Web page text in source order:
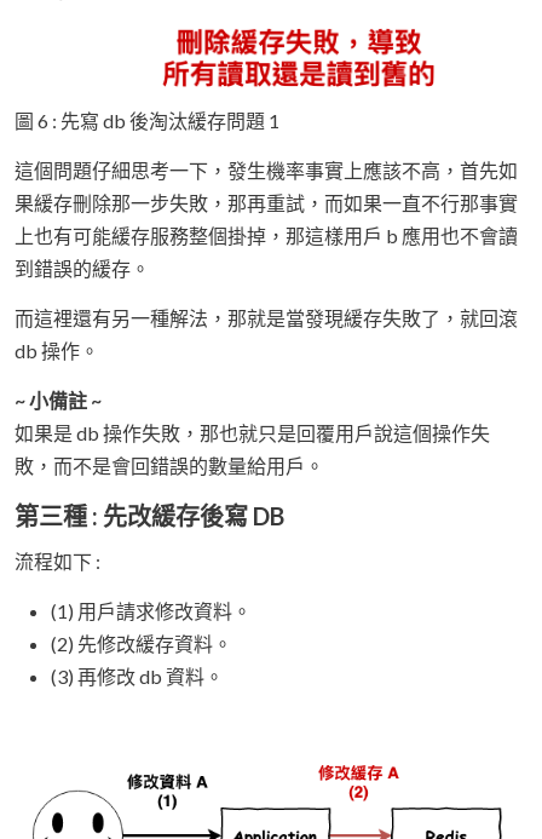
圖 6 : 先寫 db 後淘汰緩存問題 1
這個問題仔細思考一下，發生機率事實上應該不高，首先如
果緩存刪除那一步失敗，那再重試，而如果一直不行那事實
上也有可能緩存服務整個掛掉，那這樣用戶 b 應用也不會讀
到錯誤的緩存。
而這裡還有另一種解法，那就是當發現緩存失敗了，就回滾
db 操作。
~ 小備註 ~
如果是 db 操作失敗，那也就只是回覆用戶說這個操作失
敗，而不是會回錯誤的數量給用戶。
第三種 : 先改緩存後寫 DB
流程如下 :
(1) 用戶請求修改資料。
(2) 先修改緩存資料。
(3) 再修改 db 資料。